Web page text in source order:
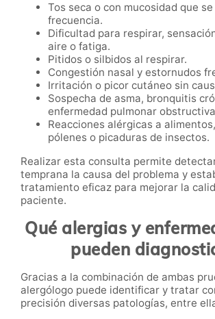
Tos seca o con mucosidad que
frecuencia.
Dificultad para respirar,
aire o fatiga.
Pitidos o silbidos al respirar.
Congestión nasal y estornudos
Irritación o picor cutáneo sin
Sospecha de asma, bronquitis
enfermedad pulmonar
Reacciones alérgicas a
pólenes o picaduras de insectos.
Realizar esta consulta permite
temprana la causa del problema y
tratamiento eficaz para mejorar la
paciente.
Qué alergias y
pueden
Gracias a la combinación de ambas
alergólogo puede identificar y tratar
precisión diversas patologías, entre